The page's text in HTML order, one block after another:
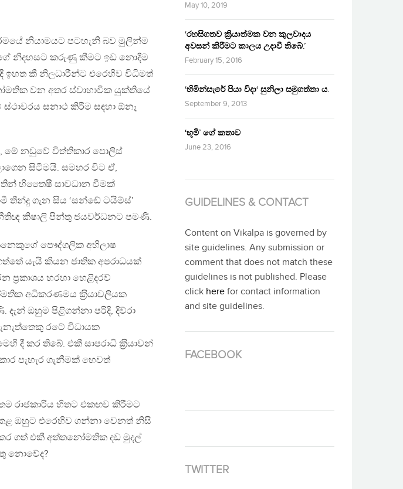
නියාමයට පටහැනි බව මුලින්ම
නිදහසට කරුණු කීමට ඉඩ නොදීම
ඉහත කී නිලධාරීන්ට එරෙහිව විධිමත්
වන අතර ස්වාභාවික යුක්තියේ
සනාථ කිරීම සඳහා ඕනෑ
මේ නඩුවේ විත්තිකාර පොලිස්
සිටීමයි. සමහර විට ඒ,
හිතෛෂී සාවධාන වීමක්
තීන්දු ගැන සිය ‘සන්ඬේ ටයිම්ස්’
කිෂාලි පින්තු ජයවර්ධනට පමණි.
පෞද්ගලික අභිලාෂ
යැයි කියන ජාතික අපරාධයක්
ප‍්‍රකාශය හරහා හෙළිදරව්
අධිකරණමය ක‍්‍රියාවලියක
ඔහුම පිළිගන්නා පරිදි, දිව්රා
රටේ විධායක
දී කර තිබේ. එකී සාපරාධී ක‍්‍රියාවන්
පැහැර ගැනීමක් හෙවත්
රාජකාරිය හිතට එකඟව කිරීමට
කළ ඔහුට එරෙහිව ගන්නා වෙනත් නිසි
ගත් එකී අත්තනෝමතික දඩ මුදල්
නොවේද?
May 10, 2019
‘රහසිගතව ක්‍රියාත්මක වන කුලවාදය
අවසන් කිරීමට කාලය උදාවී තිබේ.’
February 15, 2016
‘හිමින්සැරේ පියා විදා‘ සුනිලා සමුගත්තා ය.
September 9, 2013
‘භූමි’ ගේ කතාව
June 23, 2016
GUIDELINES & CONTACT
Content on Vikalpa is governed by
site guidelines. Any submission or
comment that does not match these
guidelines is not published. Please
click here for contact information
and site guidelines.
FACEBOOK
TWITTER